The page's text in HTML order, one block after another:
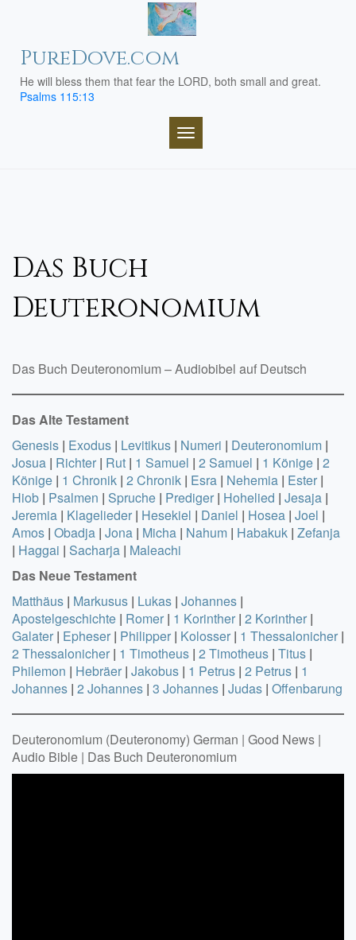
PureDove.com
He will bless them that fear the LORD, both small and great.
Psalms 115:13
TOGGLE NAVIGATION
Das Buch
Deuteronomium
Das Buch Deuteronomium – Audiobibel auf Deutsch
Das Alte Testament
Genesis | Exodus | Levitikus | Numeri | Deuteronomium |
Josua | Richter | Rut | 1 Samuel | 2 Samuel | 1 Könige | 2
Könige | 1 Chronik | 2 Chronik | Esra | Nehemia | Ester |
Hiob | Psalmen | Spruche | Prediger | Hohelied | Jesaja |
Jeremia | Klagelieder | Hesekiel | Daniel | Hosea | Joel |
Amos | Obadja | Jona | Micha | Nahum | Habakuk | Zefanja
| Haggai | Sacharja | Maleachi
Das NeueTestament
Matthäus | Markusus | Lukas | Johannes |
Apostelgeschichte | Romer | 1 Korinther | 2 Korinther |
Galater | Epheser | Philipper | Kolosser | 1 Thessalonicher |
2 Thessalonicher | 1 Timotheus | 2 Timotheus | Titus |
Philemon | Hebräer | Jakobus | 1 Petrus | 2 Petrus | 1
Johannes | 2 Johannes | 3 Johannes | Judas | Offenbarung
Deuteronomium (Deuteronomy) German | Good News |
Audio Bible | Das Buch Deuteronomium